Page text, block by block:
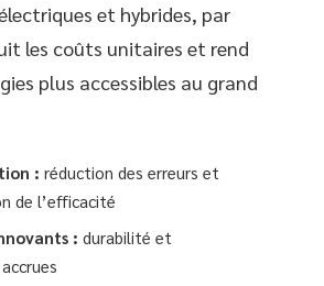
et hybrides, par
les coûts unitaires et rend
plus accessibles au grand
: réduction des erreurs et
de l’efficacité
: durabilité et